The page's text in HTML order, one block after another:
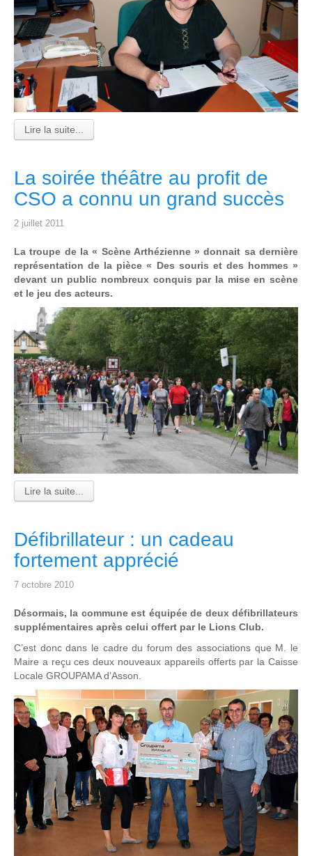
Lire la suite...
La soirée théâtre au profit de
CSO a connu un grand succès
2 juillet 2011
La troupe de la « Scène Arthézienne » donnait sa dernière
représentation de la pièce « Des souris et des hommes »
devant un public nombreux conquis par la mise en scène
et le jeu des acteurs.
Lire la suite...
Défibrillateur : un cadeau
fortement apprécié
7 octobre 2010
Désormais, la commune est équipée de deux défibrillateurs
supplémentaires après celui offert par le Lions Club.
C’est donc dans le cadre du forum des associations que M. le
Maire a reçu ces deux nouveaux appareils offerts par la Caisse
Locale GROUPAMA d’Asson.